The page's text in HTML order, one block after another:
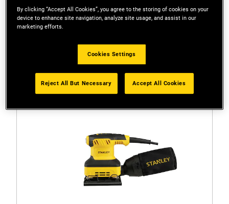
SSS310
LIJADORA DE 1/2 DE HOJA DE 310W
By clicking “Accept All Cookies”, you agree to the storing of cookies on your
device to enhance site navigation, analyze site usage, and assist in our
marketing efforts.
Cookies Settings
Reject All But Necessary Accept All Cookies